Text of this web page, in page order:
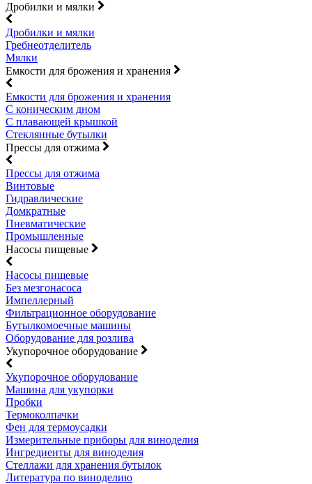
Дробилки и мялки
Дробилки и мялки
Гребнеотделитель
Мялки
Емкости для брожения и хранения
Емкости для брожения и хранения
С коническим дном
С плавающей крышкой
Стеклянные бутылки
Прессы для отжима
Прессы для отжима
Винтовые
Гидравлические
Домкратные
Пневматические
Промышленные
Насосы пищевые
Насосы пищевые
Без мезгонасоса
Импеллерный
Фильтрационное оборудование
Бутылкомоечные машины
Оборудование для розлива
Укупорочное оборудование
Укупорочное оборудование
Машина для укупорки
Пробки
Термоколпачки
Фен для термоусадки
Измерительные приборы для виноделия
Ингредиенты для виноделия
Стеллажи для хранения бутылок
Литература по виноделию